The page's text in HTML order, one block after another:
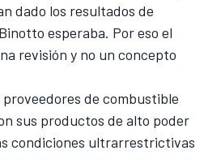
dado los resultados de
esperaba. Por eso el
revisión y no un concepto
de combustible
sus productos de alto poder
condiciones ultrarrestrictivas